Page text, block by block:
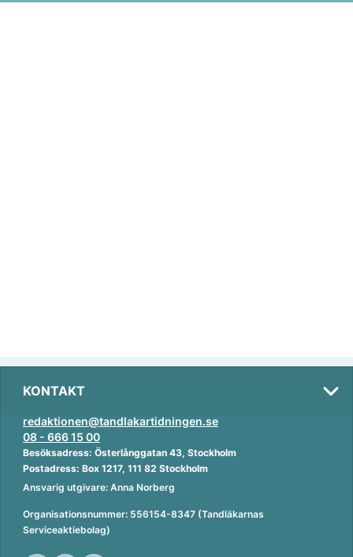
KONTAKT
redaktionen@tandlakartidningen.se
08 - 666 15 00
Besöksadress: Österlånggatan 43, Stockholm
Postadress: Box 1217, 111 82 Stockholm
Ansvarig utgivare: Anna Norberg
Organisationsnummer: 556154-8347 (Tandläkarnas
Serviceaktiebolag)